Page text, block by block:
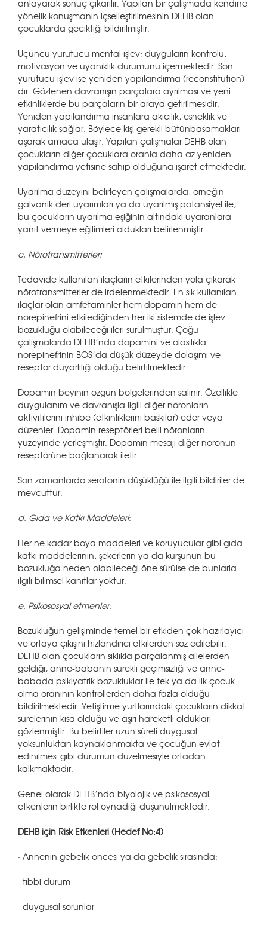
anlayarak sonuç çıkarılır. Yapılan bir çalışmada kendine
yönelik konuşmanın içselleştirilmesinin DEHB olan
çocuklarda geciktiği bildirilmiştir.
Üçüncü yürütücü mental işlev; duyguların kontrolü,
motivasyon ve uyanıklık durumunu içermektedir. Son
yürütücü işlev ise yeniden yapılandırma (reconstitution)
dır. Gözlenen davranışın parçalara ayrılması ve yeni
etkinliklerde bu parçaların bir araya getirilmesidir.
Yeniden yapılandırma insanlara akıcılık, esneklik ve
yaratıcılık sağlar. Böylece kişi gerekli bütünbasamakları
aşarak amaca ulaşır. Yapılan çalışmalar DEHB olan
çocukların diğer çocuklara oranla daha az yeniden
yapılandırma yetisine sahip olduğuna işaret etmektedir.
Uyarılma düzeyini belirleyen çalışmalarda, örneğin
galvanik deri uyarımları ya da uyarılmış potansiyel ile,
bu çocukların uyarılma eşiğinin altındaki uyaranlara
yanıt vermeye eğilimleri oldukları belirlenmiştir.
c. Nörotransmitterler:
Tedavide kullanılan ilaçların etkilerinden yola çıkarak
nörotransmitterler de irdelenmektedir. En sık kullanılan
ilaçlar olan amfetaminler hem dopamin hem de
norepinefrini etkilediğinden her iki sistemde de işlev
bozukluğu olabileceği ileri sürülmüştür. Çoğu
çalışmalarda DEHB’nda dopamini ve olasılıkla
norepinefrinin BOS’da düşük düzeyde dolaşımı ve
reseptör duyarlılığı olduğu belirtilmektedir.
Dopamin beyinin özgün bölgelerinden salınır. Özellikle
duygulanım ve davranışla ilgili diğer nöronların
aktivitilerini inhibe (etkinliklerini baskılar) eder veya
düzenler. Dopamin reseptörleri belli nöronların
yüzeyinde yerleşmiştir. Dopamin mesajı diğer nöronun
reseptörüne bağlanarak iletir.
Son zamanlarda serotonin düşüklüğü ile ilgili bildiriler de
mevcuttur.
d. Gıda ve Katkı Maddeleri:
Her ne kadar boya maddeleri ve koruyucular gibi gıda
katkı maddelerinin, şekerlerin ya da kurşunun bu
bozukluğa neden olabileceği öne sürülse de bunlarla
ilgili bilimsel kanıtlar yoktur.
e. Psikososyal etmenler:
Bozukluğun gelişiminde temel bir etkiden çok hazırlayıcı
ve ortaya çıkışını hızlandırıcı etkilerden söz edilebilir.
DEHB olan çocukların sıklıkla parçalanmış ailelerden
geldiği, anne-babanın sürekli geçimsizliği ve anne-
babada psikiyatrik bozukluklar ile tek ya da ilk çocuk
olma oranının kontrollerden daha fazla olduğu
bildirilmektedir. Yetiştirme yurtlarındaki çocukların dikkat
sürelerinin kısa olduğu ve aşırı hareketli oldukları
gözlenmiştir. Bu belirtiler uzun süreli duygusal
yoksunluktan kaynaklanmakta ve çocuğun evlat
edinilmesi gibi durumun düzelmesiyle ortadan
kalkmaktadır.
Genel olarak DEHB’nda biyolojik ve psikososyal
etkenlerin birlikte rol oynadığı düşünülmektedir.
DEHB için Risk Etkenleri (Hedef No:4)
· Annenin gebelik öncesi ya da gebelik sırasında:
· tıbbi durum
· duygusal sorunlar